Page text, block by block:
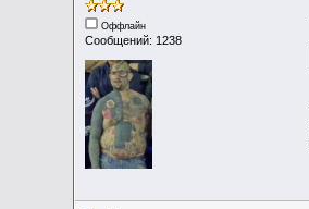
Оффлайн
Сообщений: 1238